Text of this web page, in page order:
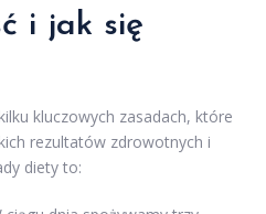
i jak się
kluczowych zasadach, które
rezultatów zdrowotnych i
diety to: